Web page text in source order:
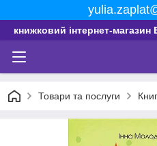
книжковий інтернет-магазин
Товари та послуги